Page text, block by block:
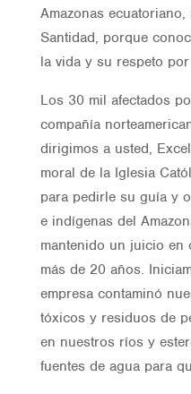
Amazonas
Santidad, porque
la vida y su respeto
Los 30 mil afectados
compañía
dirigimos a usted,
moral de la Iglesia
para pedirle su guía y
e indígenas del
mantenido un juicio en
más de 20 años.
empresa contaminó
tóxicos y residuos de
en nuestros ríos y
fuentes de agua para